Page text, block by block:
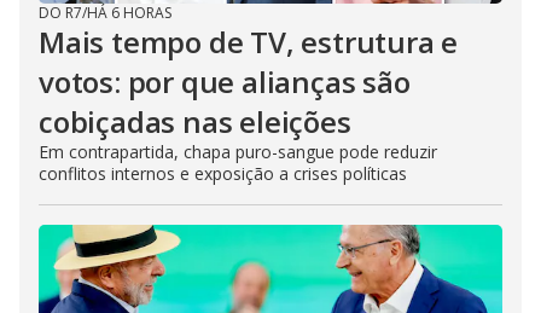
DO R7/HÁ 6 HORAS
Mais tempo de TV, estrutura e
votos: por que alianças são
cobiçadas nas eleições
Em contrapartida, chapa puro-sangue pode reduzir
conflitos internos e exposição a crises políticas